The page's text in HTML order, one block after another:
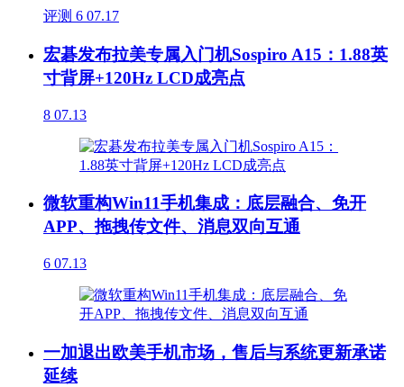
评测 6 07.17
宏碁发布拉美专属入门机Sospiro A15：1.88英
寸背屏+120Hz LCD成亮点
8 07.13
微软重构Win11手机集成：底层融合、免开
APP、拖拽传文件、消息双向互通
6 07.13
一加退出欧美手机市场，售后与系统更新承诺
延续